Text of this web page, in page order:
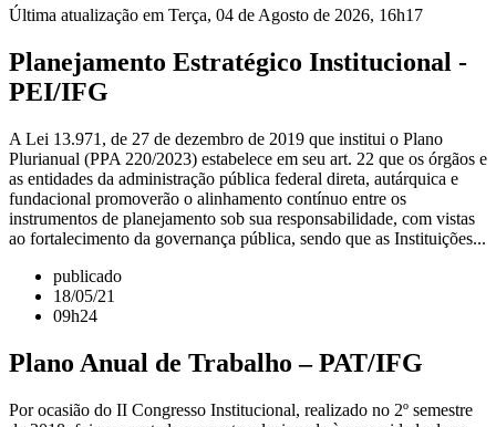
Última atualização em Terça, 04 de Agosto de 2026, 16h17
Planejamento Estratégico Institucional -
PEI/IFG
A Lei 13.971, de 27 de dezembro de 2019 que institui o Plano
Plurianual (PPA 220/2023) estabelece em seu art. 22 que os órgãos e
as entidades da administração pública federal direta, autárquica e
fundacional promoverão o alinhamento contínuo entre os
instrumentos de planejamento sob sua responsabilidade, com vistas
ao fortalecimento da governança pública, sendo que as Instituições...
publicado
18/05/21
09h24
Plano Anual de Trabalho – PAT/IFG
Por ocasião do II Congresso Institucional, realizado no 2º semestre